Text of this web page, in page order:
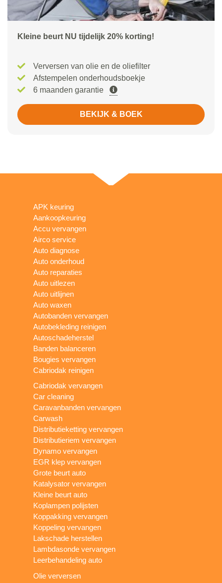
Kleine beurt NU tijdelijk 20% korting!
Verversen van olie en de oliefilter
Afstempelen onderhoudsboekje
6 maanden garantie
BEKIJK & BOEK
APK keuring
Aankoopkeuring
Accu vervangen
Airco service
Auto diagnose
Auto onderhoud
Auto reparaties
Auto uitlezen
Auto uitlijnen
Auto waxen
Autobanden vervangen
Autobekleding reinigen
Autoschadeherstel
Banden balanceren
Bougies vervangen
Cabriodak reinigen
Cabriodak vervangen
Car cleaning
Caravanbanden vervangen
Carwash
Distributieketting vervangen
Distributieriem vervangen
Dynamo vervangen
EGR klep vervangen
Grote beurt auto
Katalysator vervangen
Kleine beurt auto
Koplampen polijsten
Koppakking vervangen
Koppeling vervangen
Lakschade herstellen
Lambdasonde vervangen
Leerbehandeling auto
Olie verversen